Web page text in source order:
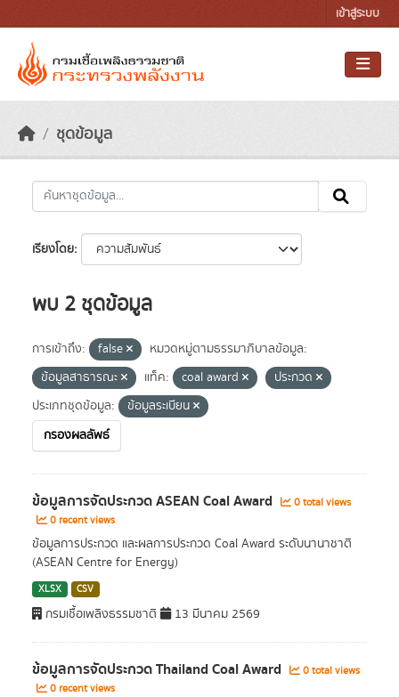
เข้าสู่ระบบ
ชุดข้อมูล
เรียงโดย
พบ 2 ชุดข้อมูล
การเข้าถึง: false
หมวดหมู่ตามธรรมาภิบาลข้อมูล:
ข้อมูลสาธารณะ
แท็ค: coal award
ประกวด
ประเภทชุดข้อมูล:
ข้อมูลระเบียน
กรองผลลัพธ์
ข้อมูลการจัดประกวด ASEAN Coal Award
0 total views
0 recent views
ข้อมูลการประกวด และผลการประกวด Coal Award ระดับนานาชาติ
(ASEAN Centre for Energy)
XLSX CSV
กรมเชื้อเพลิงธรรมชาติ 13 มีนาคม 2569
ข้อมูลการจัดประกวด Thailand Coal Award
0 total views
0 recent views